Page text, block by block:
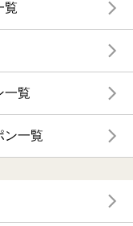
覧
一覧
ン一覧